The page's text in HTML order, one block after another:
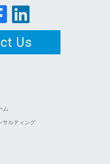
Us
ム
サルティング